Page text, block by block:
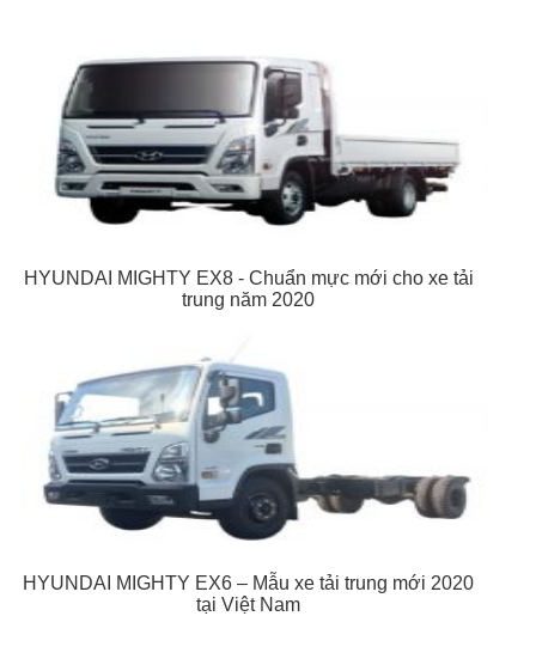
HYUNDAI MIGHTY EX8 - Chuẩn mực mới cho xe tải
trung năm 2020
HYUNDAI MIGHTY EX6 – Mẫu xe tải trung mới 2020
tại Việt Nam